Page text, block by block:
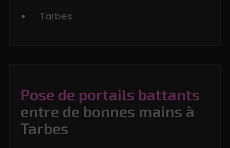
Tarbes
Pose de portails battants
entre de bonnes mains à
Tarbes